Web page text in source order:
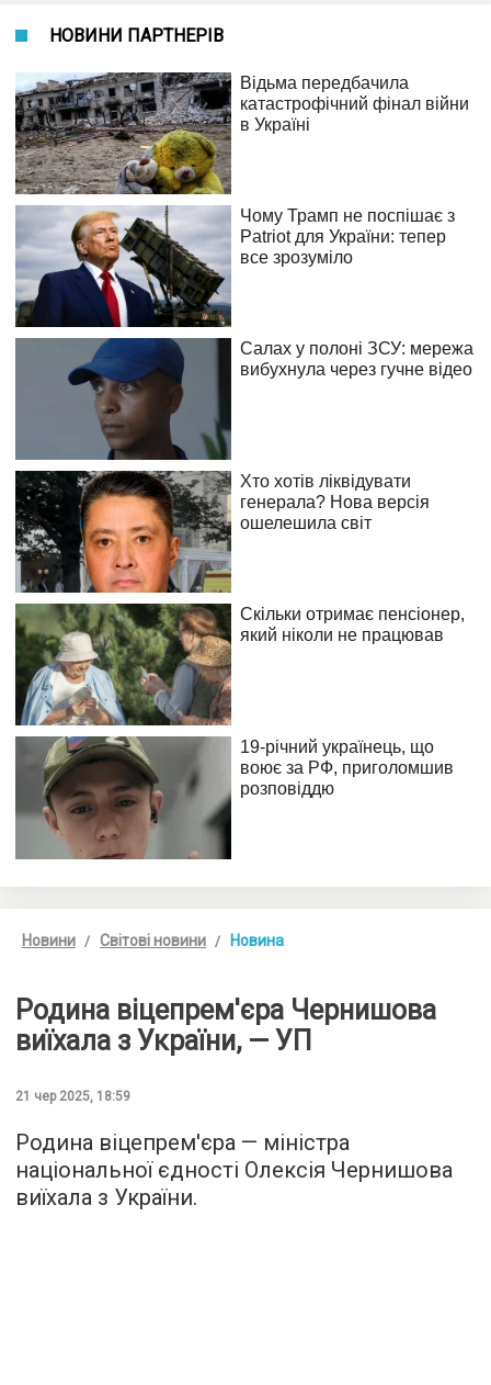
НОВИНИ ПАРТНЕРІВ
Новини Світові новини Новина
Родина віцепрем'єра Чернишова
виїхала з України, — УП
21 чер 2025, 18:59
Родина віцепрем'єра — міністра
національної єдності Олексія Чернишова
виїхала з України.